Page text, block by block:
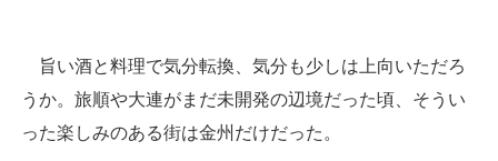
旨い酒と料理で気分転換、気分も少しは上向いただろ
うか。旅順や大連がまだ未開発の辺境だった頃、そうい
った楽しみのある街は金州だけだった。